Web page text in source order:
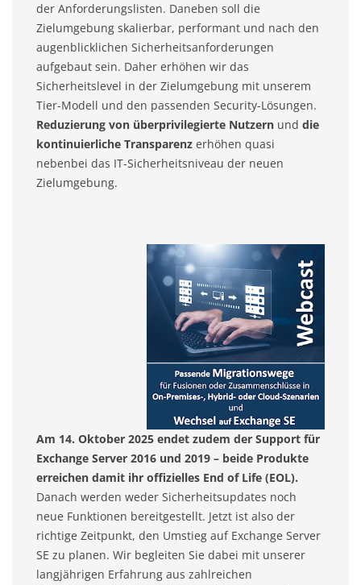
der Anforderungslisten. Daneben soll die
Zielumgebung skalierbar, performant und nach den
augenblicklichen Sicherheitsanforderungen
aufgebaut sein. Daher erhöhen wir das
Sicherheitslevel in der Zielumgebung mit unserem
Tier-Modell und den passenden Security-Lösungen.
Reduzierung von überprivilegierte Nutzern und die
kontinuierliche Transparenz erhöhen quasi
nebenbei das IT-Sicherheitsniveau der neuen
Zielumgebung.
Am 14. Oktober 2025 endet zudem der Support für
Exchange Server 2016 und 2019 – beide Produkte
erreichen damit ihr offizielles End of Life (EOL).
Danach werden weder Sicherheitsupdates noch
neue Funktionen bereitgestellt. Jetzt ist also der
richtige Zeitpunkt, den Umstieg auf Exchange Server
SE zu planen. Wir begleiten Sie dabei mit unserer
langjährigen Erfahrung aus zahlreichen